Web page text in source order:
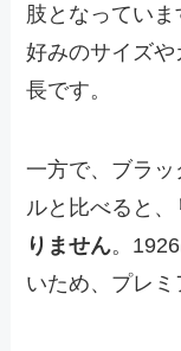
肢となっていま
好みのサイズ
長です。
一方で、ブラ
ルと比べると、
りません。
いため、プレミ